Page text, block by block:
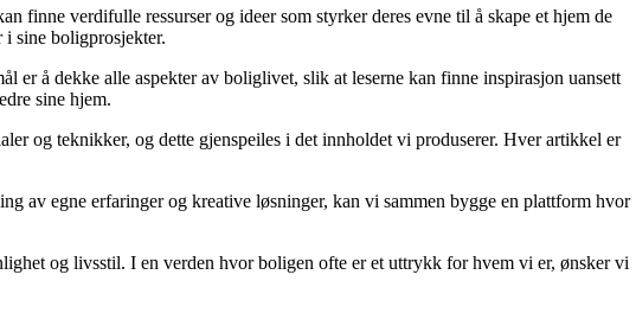
finne verdifulle ressurser og ideer som styrker deres evne til å skape et hjem de
sine boligprosjekter.
å dekke alle aspekter av boliglivet, slik at leserne kan finne inspirasjon uansett
sine hjem.
og teknikker, og dette gjenspeiles i det innholdet vi produserer. Hver artikkel er
av egne erfaringer og kreative løsninger, kan vi sammen bygge en plattform hvor
og livsstil. I en verden hvor boligen ofte er et uttrykk for hvem vi er, ønsker vi